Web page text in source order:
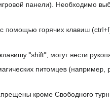
панели). Необходимо
помощью горячих клавиш
"shift", могут вести
питомцев (например,
кроме Свободного